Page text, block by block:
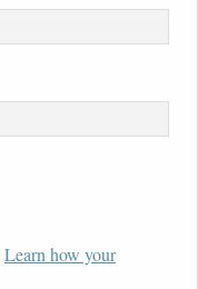
Learn how your